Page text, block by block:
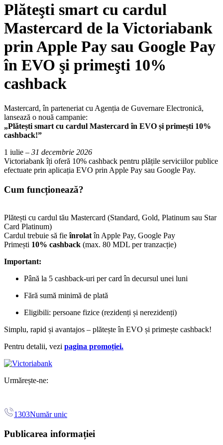
Plăteşti smart cu cardul
Mastercard de la Victoriabank
prin Apple Pay sau Google Pay
în EVO şi primeşti 10%
cashback
Mastercard, în parteneriat cu Agenția de Guvernare Electronică,
lansează o nouă campanie:
„Plătești smart cu cardul Mastercard în EVO și primești 10%
cashback!”
1 iulie – 31 decembrie 2026
Victoriabank îți oferă 10% cashback pentru plățile serviciilor publice
efectuate prin aplicația EVO prin Apple Pay sau Google Pay.
Cum funcționează?
Plătești cu cardul tău Mastercard (Standard, Gold, Platinum sau Star
Card Platinum)
Cardul trebuie să fieînrolatîn Apple Pay, Google Pay
Primești 10% cashback (max. 80 MDL per tranzacție)
Important:
Până la 5 cashback-uri per card în decursul unei luni
Fără sumă minimă de plată
Eligibili: persoane fizice (rezidenți și nerezidenți)
Simplu, rapid și avantajos – plătește în EVO și primește cashback!
Pentru detalii, vezi pagina promoției.
Urmărește-ne:
1303Număr unic
Publicarea informației